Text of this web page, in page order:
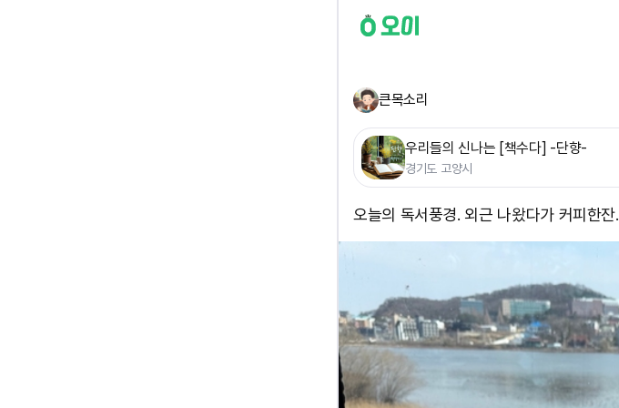
큰목소리
우리들의 신나는 [책수다] -단향-
경기도 고양시
오늘의 독서풍경. 외근 나왔다가 커피한잔.